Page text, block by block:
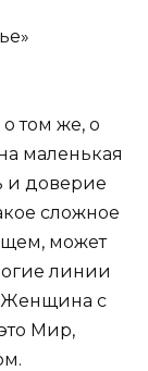
том же, о
маленькая
и доверие
сложное
может
линии
Женщина с
Мир,